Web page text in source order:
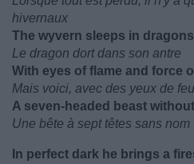
hivernaux
The wyvern sleeps in
Le dragon dort dans son antre
With eyes of flame and force
Mais voici, avec des yeux de
A seven-headed beast
Une bête à sept têtes sans nom
In perfect dark he brings a